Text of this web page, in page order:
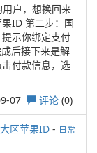
户，想换回来
ID 第二步：国
示你绑定支付
后接下来是解
付款信息，选
07 评论 (0)
区苹果ID - 日常